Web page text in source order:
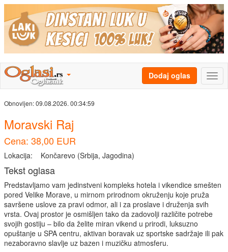
Dodaj oglas
Obnovljen:09.08.2026. 00:34:59
Moravski Raj
Cena: 38,00 EUR
Lokacija: Končarevo (Srbija, Jagodina)
Tekst oglasa
Predstavljamo vam jedinstveni kompleks hotela i vikendice smešten
pored Velike Morave, u mirnom prirodnom okruženju koje pruža
savršene uslove za pravi odmor, ali i za proslave i druženja svih
vrsta. Ovaj prostor je osmišljen tako da zadovolji različite potrebe
svojih gostiju – bilo da želite miran vikend u prirodi, luksuzno
opuštanje u SPA centru, aktivan boravak uz sportske sadržaje ili pak
nezaboravno slavlje uz bazen i muzičku atmosferu.